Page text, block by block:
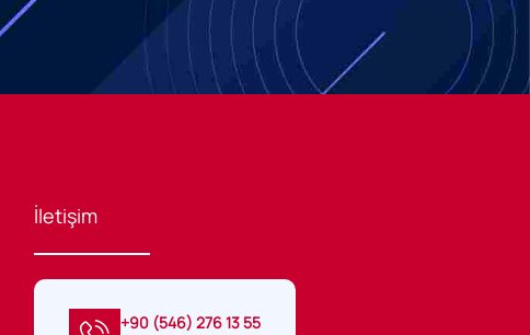
İletişim
+90 (546) 276 13 55